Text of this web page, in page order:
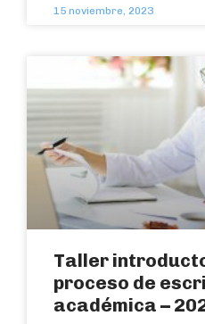
15 noviembre, 2023
Taller
proceso de
académica –